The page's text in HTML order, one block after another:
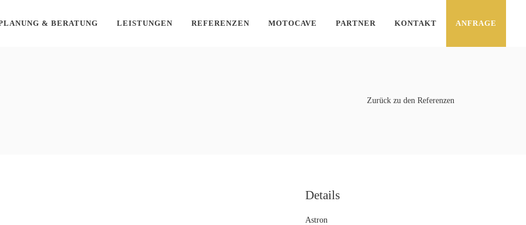
& BERATUNG LEISTUNGEN REFERENZEN MOTOCAVE PARTNER KONTAKT ANFRAGE
Zurück zu den Referenzen
Details
Astron